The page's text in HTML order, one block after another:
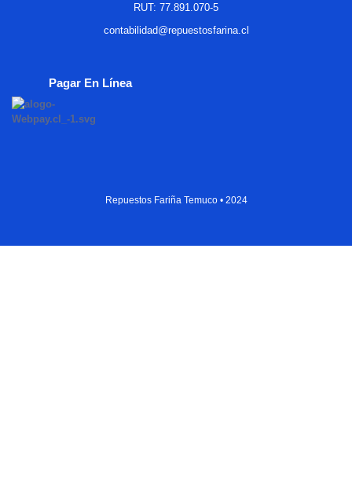
RUT: 77.891.070-5
contabilidad@repuestosfarina.cl
Pagar En Línea
Repuestos Fariña Temuco • 2024